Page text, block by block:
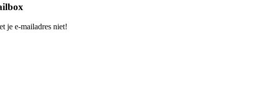
je e-mailadres niet!